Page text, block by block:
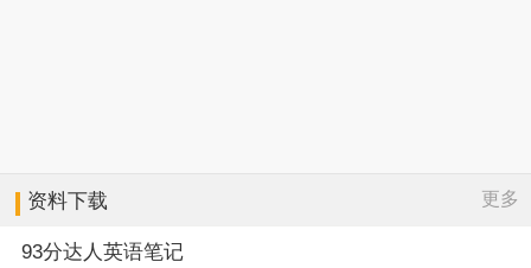
资料下载 更多
93分达人英语笔记